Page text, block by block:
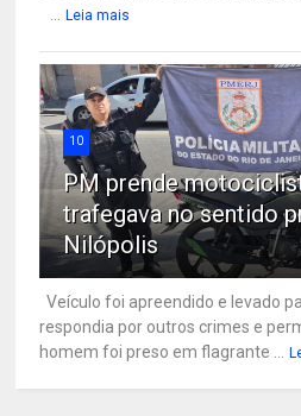
Leia mais
10
PM prende
trafegava no sentido
Nilópolis
Veículo foi apreendido e levado
respondia por outros crimes e
homem foi preso em flagrante ...